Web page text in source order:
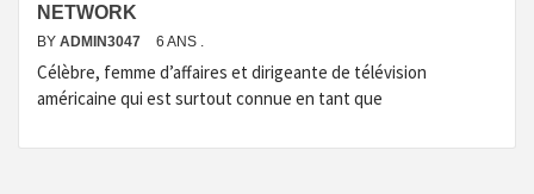
NETWORK
BY ADMIN3047 6 ANS .
Célèbre, femme d’affaires et dirigeante de télévision
américaine qui est surtout connue en tant que